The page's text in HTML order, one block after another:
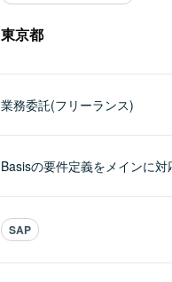
東京都
業務委託(フリーランス)
Basisの要件定義をメインに対
SAP